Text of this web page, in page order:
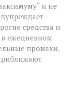
что
ухаживаете,
а
на
деле
ускоряете
старение»:
косметолог
и не
средства и
в ежедневном
промахи.